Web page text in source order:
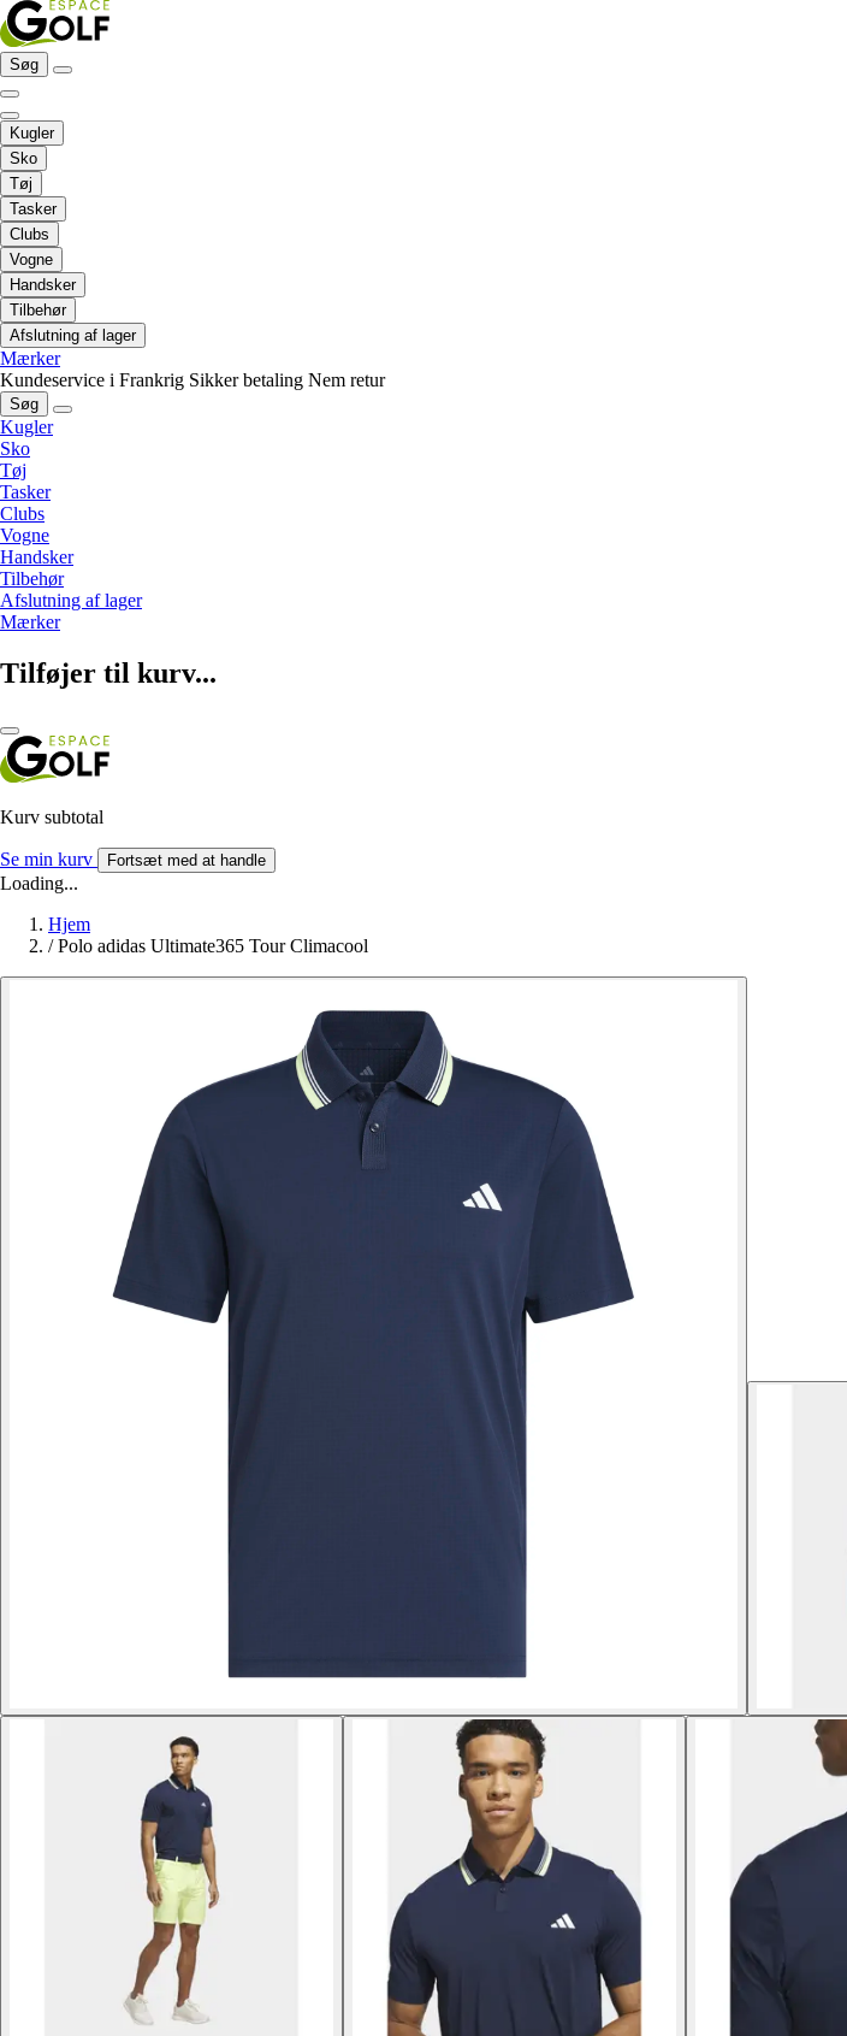
Søg
Kugler
Sko
Tøj
Tasker
Clubs
Vogne
Handsker
Tilbehør
Afslutning af lager
Mærker
Kundeservice i Frankrig Sikker betaling Nem retur
Søg
Kugler
Sko
Tøj
Tasker
Clubs
Vogne
Handsker
Tilbehør
Afslutning af lager
Mærker
Tilføjer til kurv...
Kurv subtotal
Se min kurv Fortsæt med at handle
Loading...
Hjem
/ Polo adidas Ultimate365 Tour Climacool